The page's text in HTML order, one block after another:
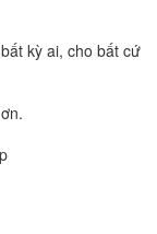
kỳ ai, cho bất cứ